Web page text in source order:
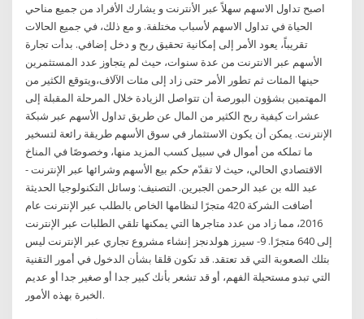
اصبح تداول الاسهم سهلاً عبر الأنترنت و يشارك الأفراد من جميع مناحي
الحياة في تداول الاسهم لأسباب مختلفة. و مع ذلك، في جميع الحالات
تقريباً، يعود الأمر إلى إمكانية تحقيق ربح و دخل إضافي. بدأت تجارة
الأسهم عبر الانترنت من عدة سنوات، حيث لم يتجاوز عدد المستثمرين
حينها المئات ثم تطور الأمر حتى زاد إلى مئات الآلاف،ويتوقع الكثير من
المهتمين بشؤون البورصة أن تتواصل الزيادة خلال المرحلة المقبلة إلى
عشرات كيفية ربح الكثير من المال عن طريق تداول الأسهم عبر شبكة
الإنترنت. يمكن أن يكون الاستثمار في سوق الأسهم طريقة رائعة لتسخير
ما تملكه من أموال في سبيل كسب المزيد منها، وخصوصًا في المناخ
الاقتصادي الحالي، حيث لا تقدّم حكم بيع الأسهم وشرائها عبر الإنترنت -
عبد الله بن عبد الرحمن الجبرين. التصنيف: وسائل التكنولوجيا الحديثة
أضافت الشركة 420 متجرًا لنظامها الخاص بالطلب عبر الإنترنت عام
2016، مما زاد من عدد متاجرها التي يمكنها تلقي الطلبات عبر الإنترنت
إلى 640 متجرًا. 9- سيرز هولدنجز إنشاء مشروع تجاري عبر الإنترنت ليس
بتلك الصعوبة التي قد تعتقد. قد تكون قلقا بشأن الدخول في أمور التقنية
التي تبدو مستحيلة الفهم، أو قد تشعر بأنك كبير جدا أو صغير جدا أو عديم
الخبرة بهذه الأمور.